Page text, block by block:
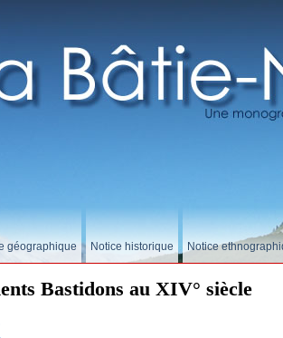
géographique Notice historique Notice
Bastidons au XIV° siècle